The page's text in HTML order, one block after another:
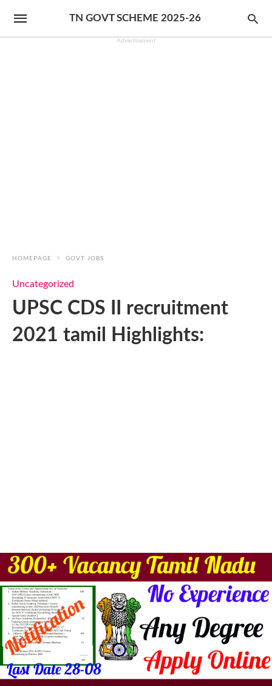
TN GOVT SCHEME 2025-26
Advertisement
HOMEPAGE GOVT JOBS
Uncategorized
UPSC CDS II recruitment
2021 tamil Highlights: